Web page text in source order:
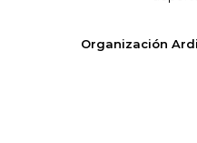
Organización